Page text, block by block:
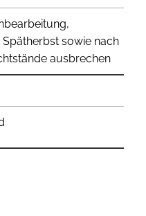
sowie nach
ausbrechen